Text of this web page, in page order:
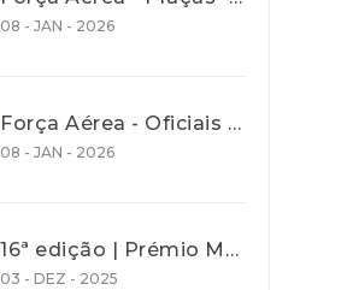
08 - JAN - 2026
Força Aérea - Oficiais - Concurso aberto para recrutamento de jovens com idades entre os 18 e os 27 anos - até 30 Janeiro 2026
08 - JAN - 2026
16ª edição | Prémio Maria Amália Vaz de Carvalho| Poesia 2026 - Prazo de entrega de trabalho 31 Dez. 2025
03 - DEZ - 2025